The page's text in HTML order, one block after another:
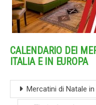
CALENDARIO DEI
ITALIA E IN EUROPA
Mercatini di Natale